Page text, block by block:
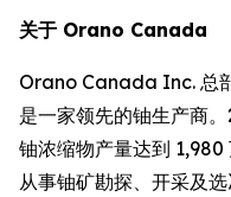
关于 Orano Canada
Orano Canada Inc. 总
是一家领先的铀生产商
铀浓缩物产量达到
从事铀矿勘探、开采及